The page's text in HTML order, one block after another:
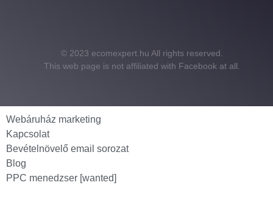
© 2023 ecomexpert.hu All rights reserved.
This web page is not affiliated with Facebook at all.
Webáruház marketing
Kapcsolat
Bevételnövelő email sorozat
Blog
PPC menedzser [wanted]